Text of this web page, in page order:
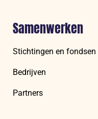
Samenwerken
Stichtingen en fondsen
Bedrijven
Partners